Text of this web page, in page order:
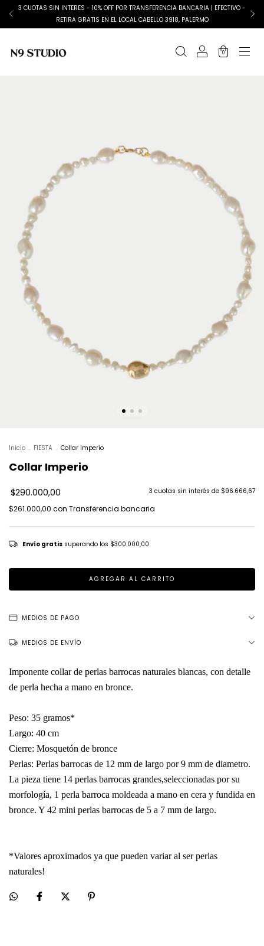
3 CUOTAS SIN INTERES - 10% OFF POR TRANSFERENCIA BANCARIA | EFECTIVO -
RETIRA GRATIS EN EL LOCAL CABELLO 3918, PALERMO
0
Inicio . FIESTA . Collar Imperio
Collar Imperio
$290.000,00 3 cuotas sin interés de $96.666,67
$261.000,00 con Transferencia bancaria
Envío gratis superando los $300.000,00
MEDIOS DE PAGO
MEDIOS DE ENVÍO
Imponente collar de perlas barrocas naturales blancas, con detalle
de perla hecha a mano en bronce.
Peso: 35 gramos*
Largo: 40 cm
Cierre: Mosquetón de bronce
Perlas: Perlas barrocas de 12 mm de largo por 9 mm de diametro.
La pieza tiene 14 perlas barrocas grandes,seleccionadas por su
morfología, 1 perla barroca moldeada a mano en cera y fundida en
bronce. Y 42 mini perlas barrocas de 5 a 7 mm de largo.
*Valores aproximados ya que pueden variar al ser perlas
naturales!